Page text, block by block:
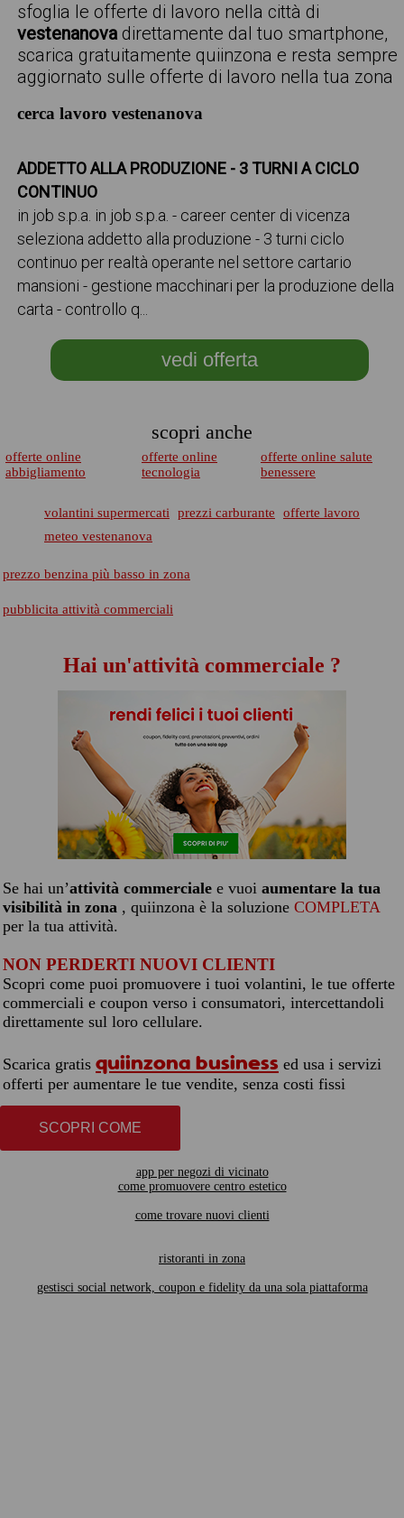
sfoglia le offerte di lavoro nella città di
vestenanova direttamente dal tuo smartphone,
scarica gratuitamente quiinzona e resta sempre
aggiornato sulle offerte di lavoro nella tua zona
cerca lavoro vestenanova
ADDETTO ALLA PRODUZIONE - 3 TURNI A CICLO
CONTINUO
in job s.p.a. in job s.p.a. - career center di vicenza
seleziona addetto alla produzione - 3 turni ciclo
continuo per realtà operante nel settore cartario
mansioni - gestione macchinari per la produzione della
carta - controllo q...
vedi offerta
scopri anche
offerte online
abbigliamento
offerte online
tecnologia
offerte online salute
benessere
volantini supermercati prezzi carburante
offerte lavoro
meteo vestenanova
prezzo benzina più basso in zona
pubblicita attività commerciali
Hai un'attività commerciale ?
Se hai un’attività commerciale e vuoi aumentare la tua
visibilità in zona , quiinzona è la soluzione COMPLETA
per la tua attività.
NON PERDERTI NUOVI CLIENTI
Scopri come puoi promuovere i tuoi volantini, le tue offerte
commerciali e coupon verso i consumatori, intercettandoli
direttamente sul loro cellulare.
Scarica gratis quiinzona business ed usa i servizi
offerti per aumentare le tue vendite, senza costi fissi
SCOPRI COME
app per negozi di vicinato
come promuovere centro estetico
come trovare nuovi clienti
ristoranti in zona
gestisci social network, coupon e fidelity da una sola piattaforma